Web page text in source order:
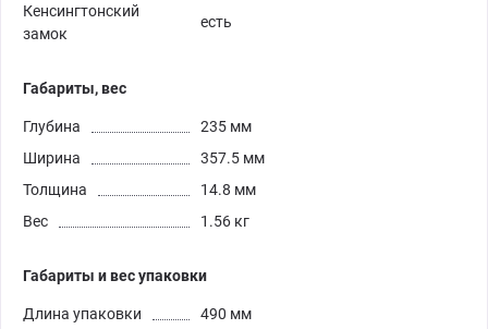
Кенсингтонский
замок
есть
Габариты, вес
Глубина
235 мм
Ширина
357.5 мм
Толщина
14.8 мм
Вес
1.56 кг
Габариты и вес упаковки
Длина упаковки
490 мм